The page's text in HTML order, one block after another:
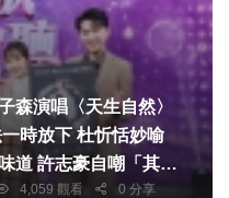
森演唱〈天生自然〉
其貌
4,059 觀看 0 分享